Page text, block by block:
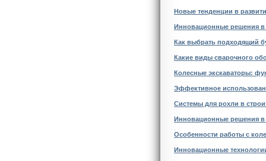
Новые тенденции в
Инновационные решения в
Как выбрать подходящий
Какие виды сварочного
Колесные экскаваторы:
Эффективное
Системы для рохли в
Инновационные решения в
Особенности работы с
Инновационные